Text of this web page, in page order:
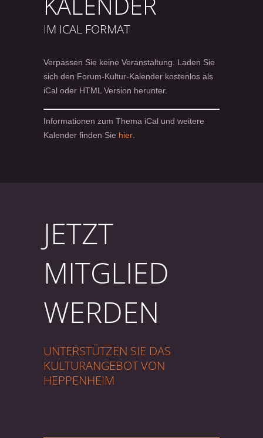
IM ICAL FORMAT
Verpassen Sie keine Veranstaltung. Laden Sie
sich den Forum-Kultur-Kalender kostenlos als
iCal oder HTML Version herunter.
Informationen zum Thema iCal und weitere
Kalender finden Sie hier
JETZT
MITGLIED
WERDEN
UNTERSTÜTZEN SIE DAS
KULTURANGEBOT VON
HEPPENHEIM